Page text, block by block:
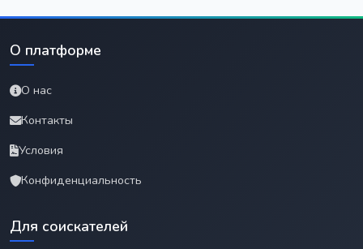
О платформе
О нас
Контакты
Условия
Конфиденциальность
Для соискателей